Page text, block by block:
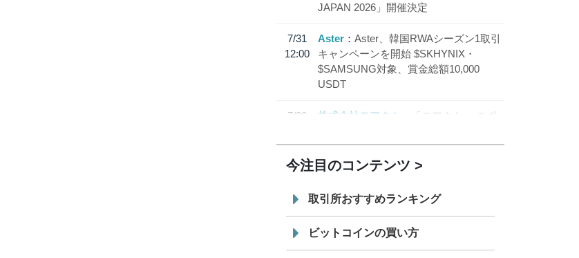
JAPAN 2026」開催決定
7/31
12:00
Aster
Aster、韓国RWAシーズン1取引
キャンペーンを開始 $SKHYNIX・
$SAMSUNG対象、賞金総額10,000
USDT
7/30
株式会社モアクト
「モアクト」 のポ
「 JPYC」を追加
19:30
てステーブルコイン「JPYSC」徹底解
説セミナーを開催
今注目のコンテンツ
取引所おすすめランキング
ビットコインの買い方